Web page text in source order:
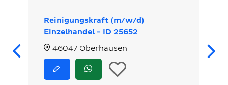
Zurück
Reinigungskraft (m/w/d)
Einzelhandel - ID 25652
46047 Oberhausen
bewerben
Jetzt
via
In